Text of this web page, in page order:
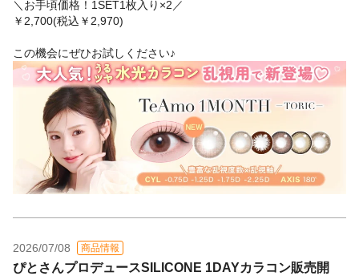
＼お手頃価格！1SET1枚入り×2／
￥2,700(税込￥2,970)
この機会にぜひお試しください♪
2026/07/08 商品情報
ぴとさんプロデュースSILICONE 1DAYカラコン販売開